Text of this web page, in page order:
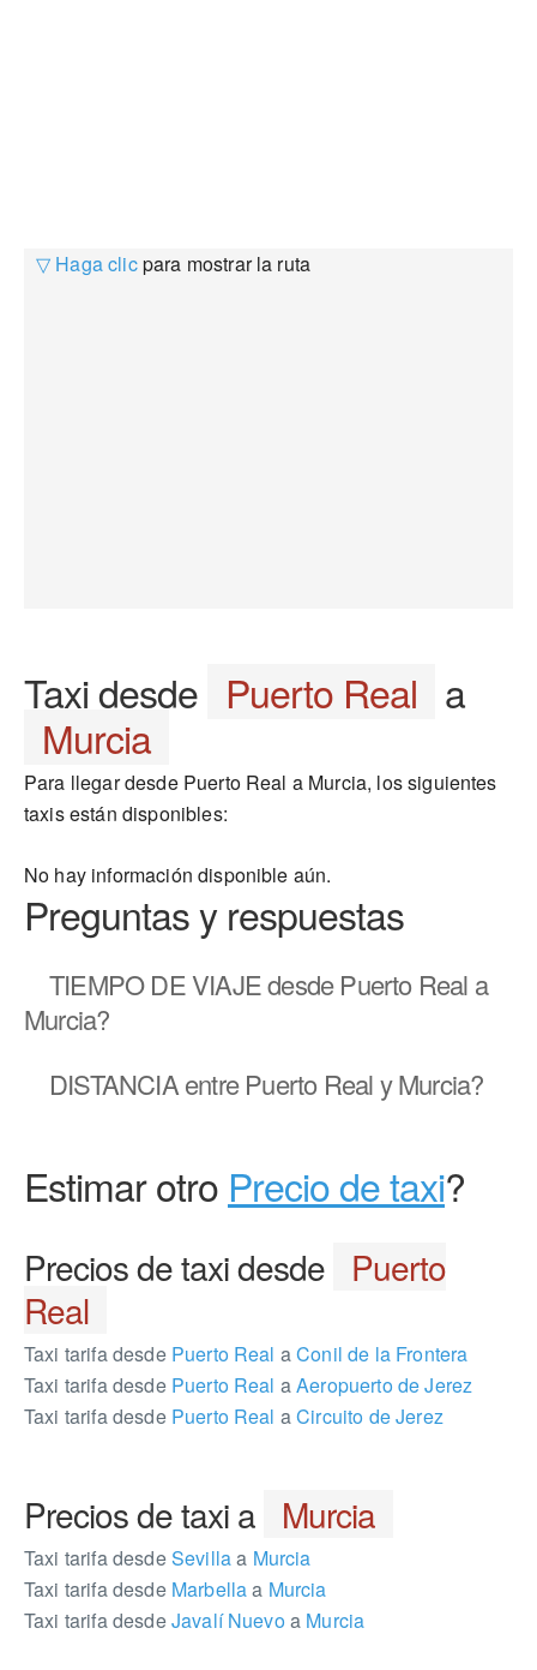
▽ Haga clicpara mostrar la ruta
Taxi desde Puerto Real a
Murcia
Para llegar desde Puerto Real a Murcia, los siguientes
taxis están disponibles:
No hay información disponible aún.
Preguntas y respuestas
TIEMPO DE VIAJEdesde Puerto Real a
Murcia?
DISTANCIAentre Puerto Real y Murcia?
Estimar otro Precio de taxi?
Precios de taxi desde Puerto
Real
Taxi tarifa desdePuerto Real aConil de la Frontera
Taxi tarifa desdePuerto Real aAeropuerto de Jerez
Taxi tarifa desdePuerto Real aCircuito de Jerez
Precios de taxi a Murcia
Taxi tarifa desdeSevillaa Murcia
Taxi tarifa desdeMarbellaa Murcia
Taxi tarifa desdeJavalí Nuevoa Murcia